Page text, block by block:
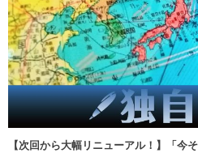
【次回から大幅リニューアル！】「